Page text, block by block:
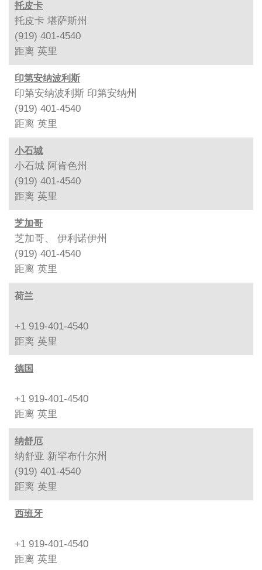
托皮卡
托皮卡 堪萨斯州
(919) 401-4540
距离 英里
印第安纳波利斯
印第安纳波利斯 印第安纳州
(919) 401-4540
距离 英里
小石城
小石城 阿肯色州
(919) 401-4540
距离 英里
芝加哥
芝加哥、 伊利诺伊州
(919) 401-4540
距离 英里
荷兰
+1 919-401-4540
距离 英里
德国
+1 919-401-4540
距离 英里
纳舒厄
纳舒亚 新罕布什尔州
(919) 401-4540
距离 英里
西班牙
+1 919-401-4540
距离 英里